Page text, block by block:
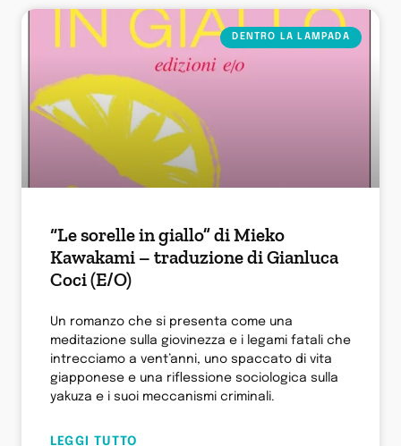
DENTRO LA LAMPADA
“Le sorelle in giallo” di Mieko
Kawakami – traduzione di Gianluca
Coci (E/O)
Un romanzo che si presenta come una
meditazione sulla giovinezza e i legami fatali che
intrecciamo a vent’anni, uno spaccato di vita
giapponese e una riflessione sociologica sulla
yakuza e i suoi meccanismi criminali.
LEGGI TUTTO